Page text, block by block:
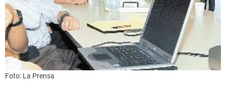
Foto: La Prensa